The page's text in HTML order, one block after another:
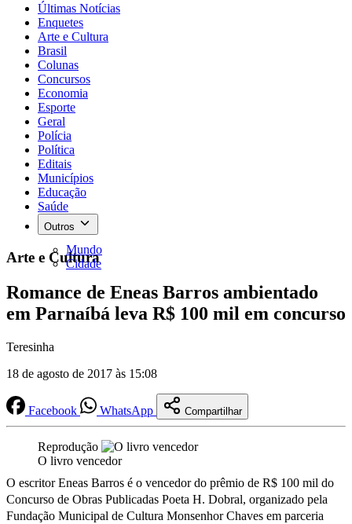
Últimas Notícias
Enquetes
Arte e Cultura
Brasil
Colunas
Concursos
Economia
Esporte
Geral
Polícia
Política
Editais
Municípios
Educação
Saúde
Outros
Mundo
Cidade
Arte e Cultura
Romance de Eneas Barros ambientado
em Parnaíbá leva R$ 100 mil em concurso
Teresinha
18 de agosto de 2017 às 15:08
Facebook WhatsApp Compartilhar
Reprodução
O livro vencedor
O escritor Eneas Barros é o vencedor do prêmio de R$ 100 mil do
Concurso de Obras Publicadas Poeta H. Dobral, organizado pela
Fundação Municipal de Cultura Monsenhor Chaves em parceria